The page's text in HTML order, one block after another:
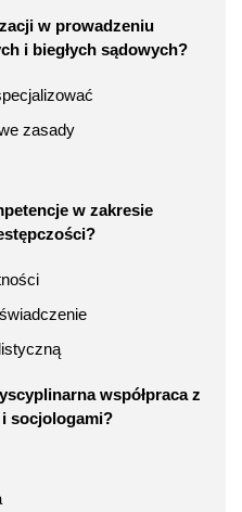
w prowadzeniu
i biegłych sądowych?
zasady
w zakresie
współpraca z
socjologami?